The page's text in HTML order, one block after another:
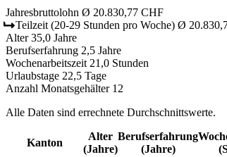
Jahresbruttolohn Ø 20.830,77 CHF
Teilzeit (20-29 Stunden pro Woche) Ø
Alter 35,0 Jahre
Berufserfahrung 2,5 Jahre
Wochenarbeitszeit 21,0 Stunden
Urlaubstage 22,5 Tage
Anzahl Monatsgehälter 12
Alle Daten sind errechnete Durchschnittswerte.
Kanton
Alter
(Jahre)
Berufs­erfahrung
(Jahre)